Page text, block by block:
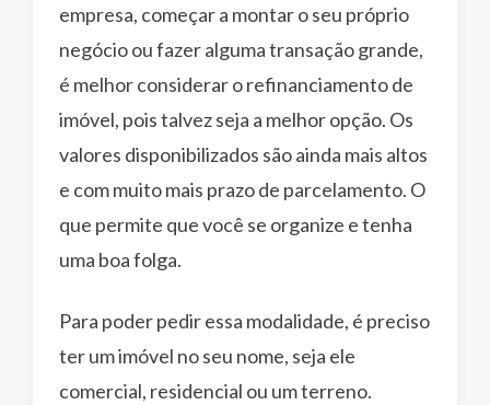
empresa, começar a montar o seu próprio
negócio ou fazer alguma transação grande,
é melhor considerar o refinanciamento de
imóvel, pois talvez seja a melhor opção. Os
valores disponibilizados são ainda mais altos
e com muito mais prazo de parcelamento. O
que permite que você se organize e tenha
uma boa folga.
Para poder pedir essa modalidade, é preciso
ter um imóvel no seu nome, seja ele
comercial, residencial ou um terreno.